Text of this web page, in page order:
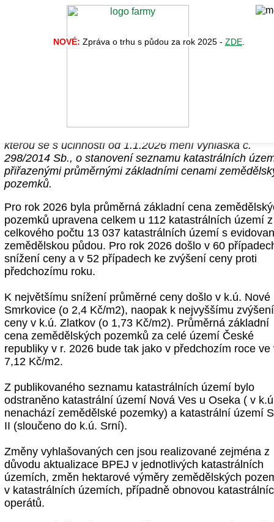
NOVÉ: Zpráva o trhu s půdou za rok 2025 - ZDE.
kterou se s účinností od 1.1.2026 mění vyhláška č.
298/2014 Sb., o stanovení seznamu katastrálních
přiřazenými průměrnými základními cenami
pozemků.
Pro rok 2026 byla průměrná základní cena
pozemků upravena celkem u 112 katastrálních území z
celkového počtu 13 037 katastrálních území s
zemědělskou půdou. Pro rok 2026 došlo v 60
snížení ceny a v 52 případech ke zvýšení ceny proti
předchozímu roku.
K největšímu snížení průměrné ceny došlo v k.ú. Nové
Smrkovice (o 2,4 Kč/m2), naopak k nejvyššímu zvýšení
ceny v k.ú. Zlatkov (o 1,73 Kč/m2). Průměrná základní
cena zemědělských pozemků za celé území České
republiky v r. 2026 bude tak jako v předchozím roce ve
7,12 Kč/m2.
Z publikovaného seznamu katastrálních území bylo
odstraněno katastrální území Nová Ves u Oseka ( v
nenachází zemědělské pozemky) a katastrální území
II (sloučeno do k.ú. Srní).
Změny vyhlašovaných cen jsou realizované zejména z
důvodu aktualizace BPEJ v jednotlivých katastrálních
územích, změn hektarové výměry zemědělských
v katastrálních územích, případně obnovou
operátů.